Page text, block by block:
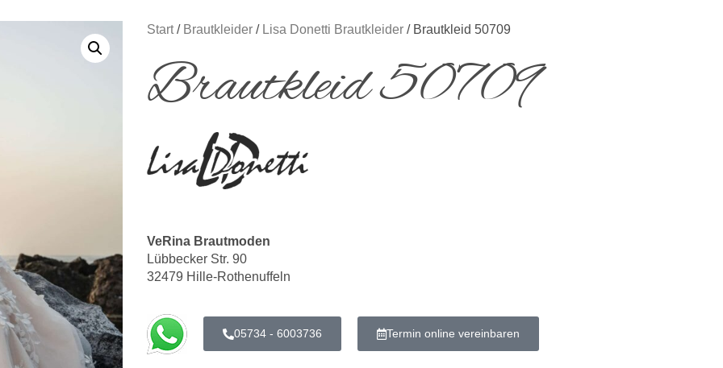
Start/ Brautkleider / Lisa Donetti Brautkleider / Brautkleid 50709
Brautkleid 50709
VeRina Brautmoden
Lübbecker Str. 90
32479 Hille-Rothenuffeln
05734 - 6003736 Termin online vereinbaren